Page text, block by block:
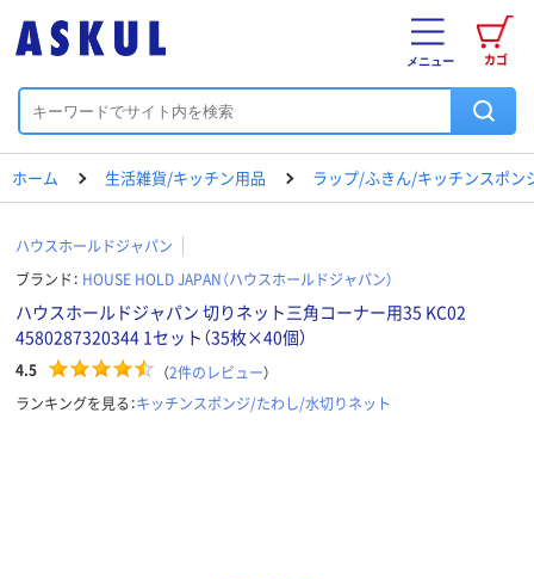
カゴ
メニュー
ホーム 生活雑貨/キッチン用品 ラップ/ふきん/キッチンスポン
ハウスホールドジャパン
ブランド： HOUSE HOLD JAPAN（ハウスホールドジャパン）
ハウスホールドジャパン 切りネット三角コーナー用35 KC02
4580287320344 1セット（35枚×40個）
4.5 （2件のレビュー）
ランキングを見る：キッチンスポンジ/たわし/水切りネット